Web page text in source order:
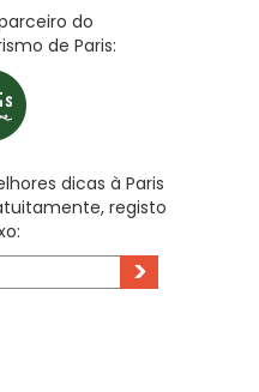
do
de Paris:
dicas à Paris
registo
>